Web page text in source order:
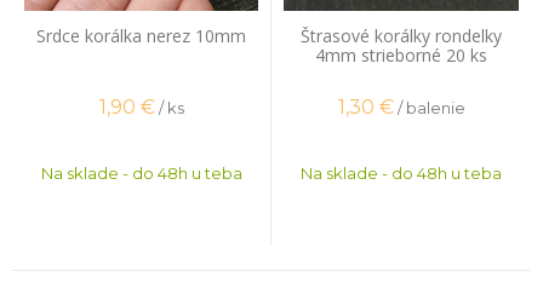
Srdce korálka nerez 10mm
1,90 € / ks
Na sklade - do 48h u teba
Štrasové korálky rondelky
4mm strieborné 20 ks
1,30 € / balenie
Na sklade - do 48h u teba